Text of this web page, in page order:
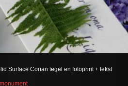
Surface Corian tegel en fotoprint + tekst